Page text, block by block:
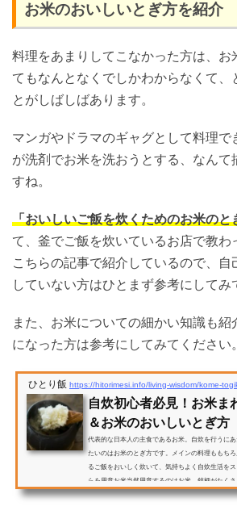
お米のおいしいとぎ方を紹介
料理をあまりしてこなかった方は、お
てもなんとなくでしかわからなくて、
とがしばしばあります。
マンガやドラマのギャグとして料理で
が洗剤でお米を洗おうとする、なんて
すね。
「おいしいご飯を炊くためのお米のと
て、釜でご飯を炊いているお店で教わ
こちらの記事で紹介しているので、自
していない方はひとまず参考にしてみ
また、お米についての細かい知識も
になった方は参考にしてみてください。
ひとり飯 https://hitorimesi.info/living-wisdom/kome-
自炊初心者必見！お米ま
＆お米のおいしいとぎ方
代表的な日本人の主食であるお米。自炊を行うに
たいのはお米のとぎ方です。メインの料理ももち
るご飯をおいしく炊いて、気持ちよく自炊生活を
らを用意お米当然用意するのはお米。銘柄がたく
ので、最初に買う時に迷ってしまうかもしれませ